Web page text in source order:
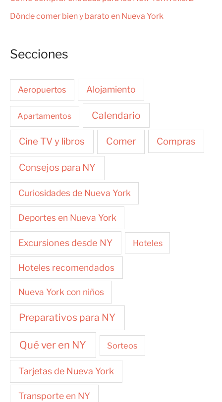
Dónde comer bien y barato en Nueva York
Secciones
Aeropuertos Alojamiento
Apartamentos Calendario
Cine TV y libros Comer Compras
Consejos para NY
Curiosidades de Nueva York
Deportes en Nueva York
Excursiones desde NY Hoteles
Hoteles recomendados
Nueva York con niños
Preparativos para NY
Qué ver en NY Sorteos
Tarjetas de Nueva York
Transporte en NY